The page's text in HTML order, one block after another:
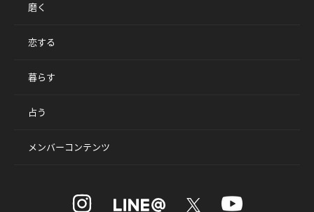
磨く
恋する
暮らす
占う
メンバーコンテンツ